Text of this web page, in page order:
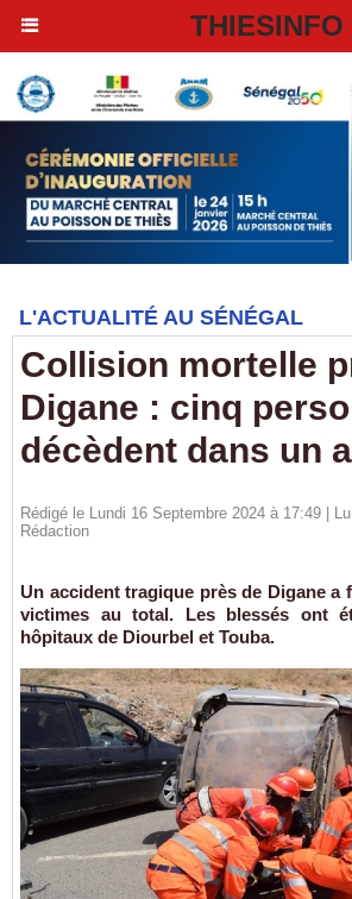
THIESINFO
L'ACTUALITÉ AU SÉNÉGAL
Collision mortelle
Digane : cinq
décèdent dans un
Rédigé le Lundi 16 Septembre 2024 à 17:49 |
Rédaction
Un accident tragique près de Digane a
victimes au total. Les blessés ont
hôpitaux de Diourbel et Touba.